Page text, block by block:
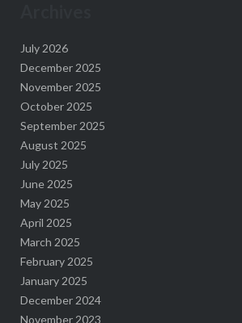
July 2026
December 2025
November 2025
October 2025
September 2025
August 2025
July 2025
June 2025
May 2025
April 2025
March 2025
February 2025
January 2025
December 2024
November 2023